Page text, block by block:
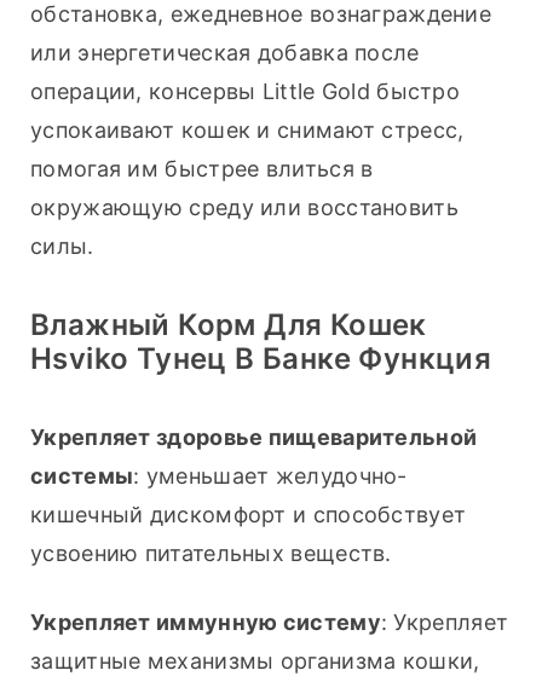
обстановка, ежедневное вознаграждение
или энергетическая добавка после
операции, консервы Little Gold быстро
успокаивают кошек и снимают стресс,
помогая им быстрее влиться в
окружающую среду или восстановить
силы.
Влажный Корм Для Кошек
Hsviko Тунец В Банке Функция
Укрепляет здоровье пищеварительной
системы: уменьшает желудочно-
кишечный дискомфорт и способствует
усвоению питательных веществ.
Укрепляет иммунную систему: Укрепляет
защитные механизмы организма кошки,